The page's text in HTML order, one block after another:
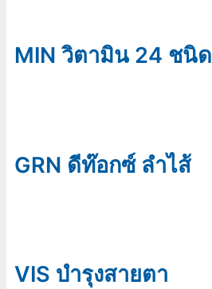
MIN วิตามิน 24 ชนิด
GRN ดีท๊อกซ์ ลำไส้
VIS บำรุงสายตา